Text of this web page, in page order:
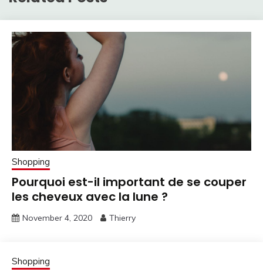
Shopping
Pourquoi est-il important de se couper
les cheveux avec la lune ?
November 4, 2020 Thierry
Shopping